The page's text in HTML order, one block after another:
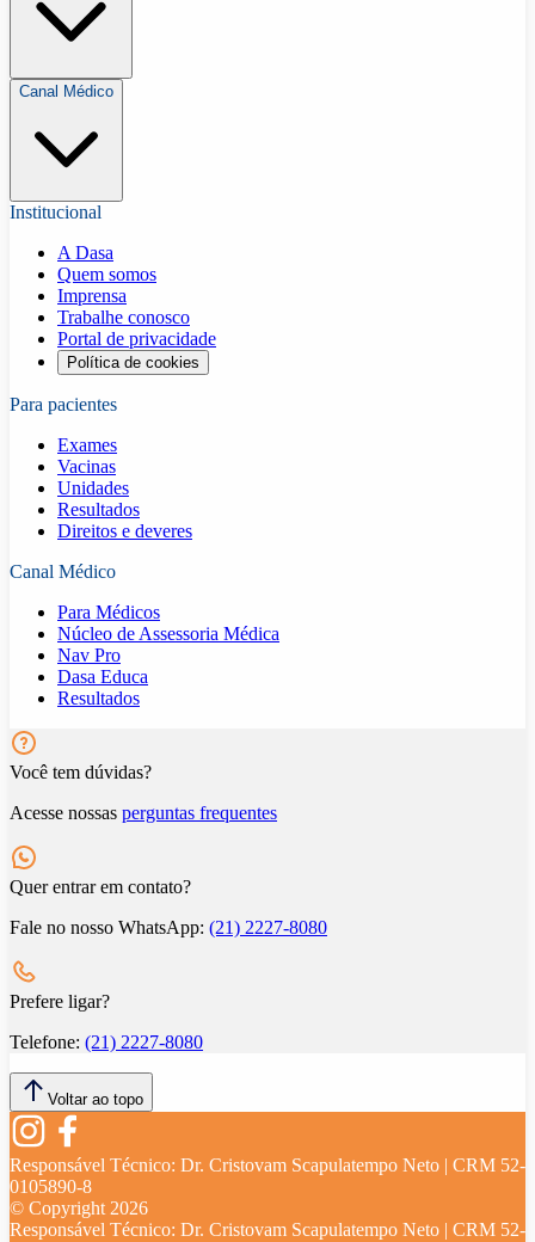
Canal Médico
Institucional
A Dasa
Quem somos
Imprensa
Trabalhe conosco
Portal de privacidade
Política de cookies
Para pacientes
Exames
Vacinas
Unidades
Resultados
Direitos e deveres
Canal Médico
Para Médicos
Núcleo de Assessoria Médica
Nav Pro
Dasa Educa
Resultados
Você tem dúvidas?
Acesse nossas perguntas frequentes
Quer entrar em contato?
Fale no nosso WhatsApp: (21) 2227-8080
Prefere ligar?
Telefone: (21) 2227-8080
Voltar ao topo
Responsável Técnico: Dr. Cristovam Scapulatempo Neto | CRM 52-
0105890-8
© Copyright 2026
Responsável Técnico: Dr. Cristovam Scapulatempo Neto | CRM 52-